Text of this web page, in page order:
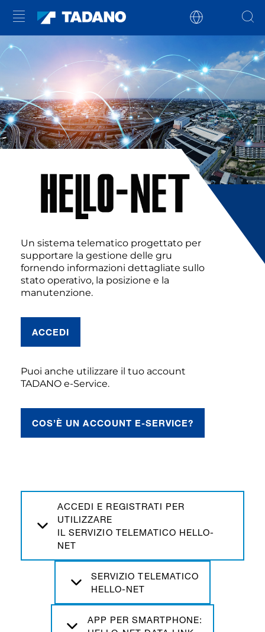
Un sistema telematico progettato per
supportare la gestione delle gru
fornendo informazioni dettagliate sullo
stato operativo, la posizione e la
manutenzione.
ACCEDI
Puoi anche utilizzare il tuo account
TADANO e-Service.
COS’È UN ACCOUNT E-SERVICE?
ACCEDI E REGISTRATI PER
UTILIZZARE
IL SERVIZIO TELEMATICO HELLO-
NET
SERVIZIO TELEMATICO
HELLO-NET
APP PER SMARTPHONE: